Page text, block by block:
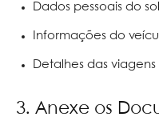
Dados pessoais do
Informações do
Detalhes das viagens
3. Anexe os